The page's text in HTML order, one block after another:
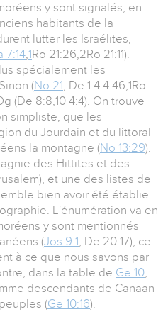
y sont signalés, en
habitants de la
lutter les Israélites,
7:14,1 Ro 21:26,2Ro 21:11).
spécialement les
(No 21, De 1:4 4:46,1Ro
(De 8:8,10 4:4). On trouve
simpliste, que les
du Jourdain et du littoral
la montagne (No 13:29).
des Hittites et des
et une des listes de
bien avoir été établie
L'énumération va en
y sont mentionnés
(Jos 9:1, De 20:17), ce
à ce que nous savons par
dans la table de Ge 10,
descendants de Canaan
(Ge 10:16).